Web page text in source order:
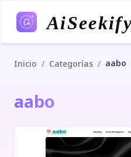
Inicio / Categorías / aabo
aabo